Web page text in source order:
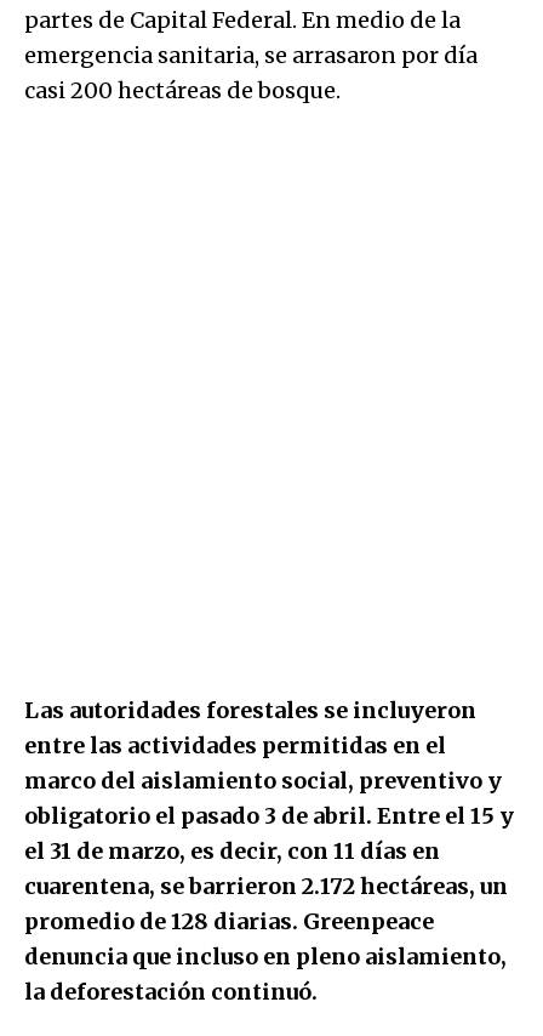
partes de Capital Federal. En medio de la
emergencia sanitaria, se arrasaron por día
casi 200 hectáreas de bosque.
Las autoridades forestales se incluyeron
entre las actividades permitidas en el
marco del aislamiento social, preventivo y
obligatorio el pasado 3 de abril. Entre el 15 y
el 31 de marzo, es decir, con 11 días en
cuarentena, se barrieron 2.172 hectáreas, un
promedio de 128 diarias. Greenpeace
denuncia que incluso en pleno aislamiento,
la deforestación continuó.